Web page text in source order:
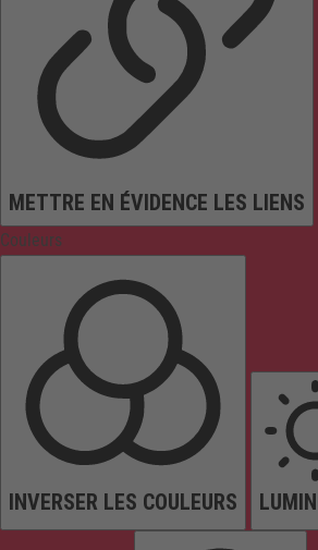
METTRE EN ÉVIDENCE LES LIENS
Couleurs
INVERSER LES COULEURS